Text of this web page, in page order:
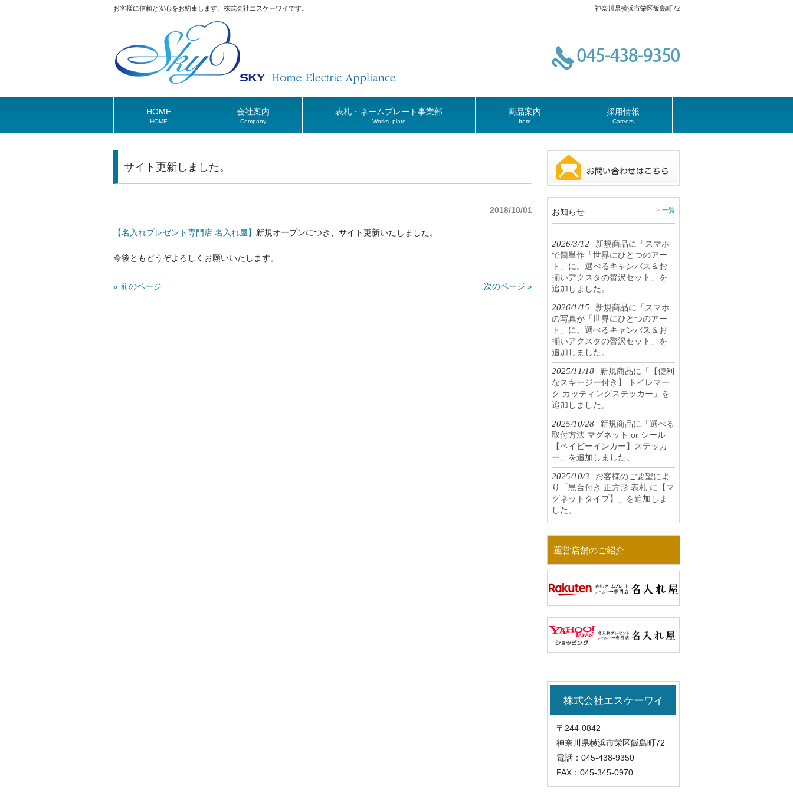
お客様に信頼と安心をお約束します。株式会社エスケーワイです。 神奈川県横浜市栄区飯島町72
HOME
HOME
会社案内
Company
表札・ネームプレート事業部
Works_plate
商品案内
Item
採用情報
Careers
サイト更新しました。
2018/10/01
【名入れプレゼント専門店 名入れ屋】 新規オープンにつき、サイト更新いたしました。
今後ともどうぞよろしくお願いいたします。
« 前のページ 次のページ »
お知らせ 一覧
2026/3/12
新規商品に「スマホ
で簡単作「世界にひとつのアー
ト」に。選べるキャンバス＆お
揃いアクスタの贅沢セット」を
追加しました。
2026/1/15
新規商品に「スマホ
の写真が「世界にひとつのアー
ト」に。選べるキャンバス＆お
揃いアクスタの贅沢セット」を
追加しました。
2025/11/18
新規商品に「【便利
なスキージー付き】 トイレマー
ク カッティングステッカー」を
追加しました。
2025/10/28
新規商品に「選べる
取付方法 マグネット or シール
【ベイビーインカー】ステッカ
ー」を追加しました。
2025/10/3
お客様のご要望によ
り「黒台付き 正方形 表札 に【マ
グネットタイプ】」を追加しま
した。
運営店舗のご紹介
株式会社エスケーワイ
〒244-0842
神奈川県横浜市栄区飯島町72
電話： 045-438-9350
FAX： 045-345-0970